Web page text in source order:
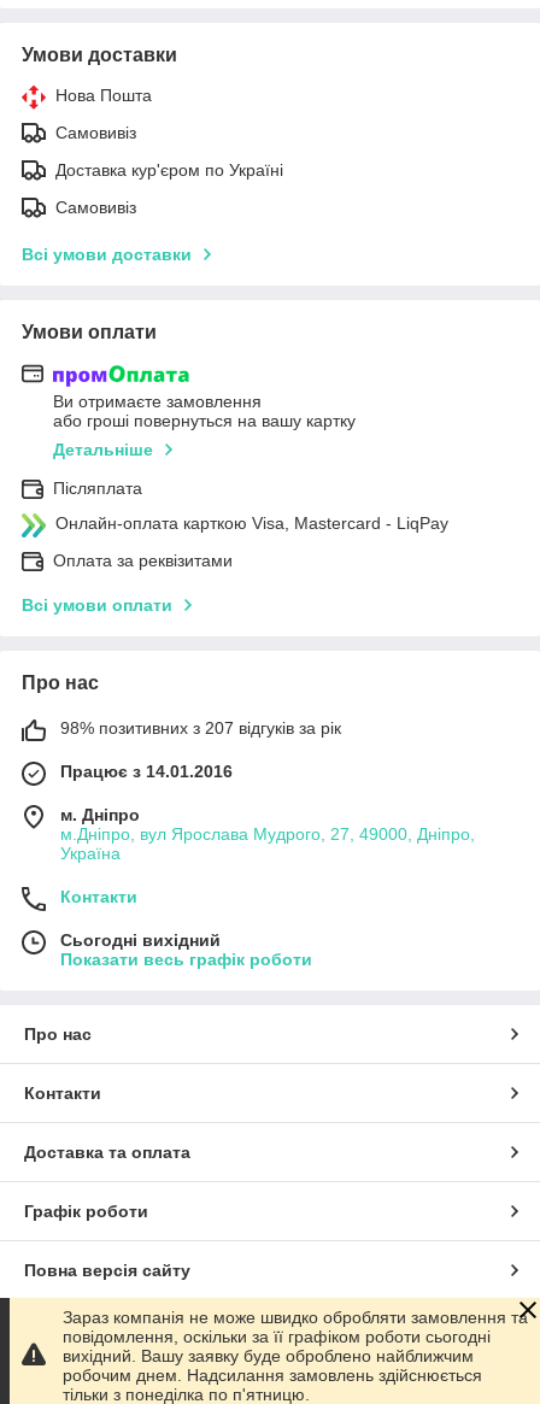
Умови доставки
Нова Пошта
Самовивіз
Доставка кур'єром по Україні
Самовивіз
Всі умови доставки
Умови оплати
Ви отримаєте замовлення
або гроші повернуться на вашу картку
Детальніше
Післяплата
Онлайн-оплата карткою Visa, Mastercard - LiqPay
Оплата за реквізитами
Всі умови оплати
Про нас
98% позитивних з 207 відгуків за рік
Працює з 14.01.2016
м. Дніпро
м.Дніпро, вул Ярослава Мудрого, 27, 49000, Дніпро,
Україна
Контакти
Сьогодні вихідний
Показати весь графік роботи
Про нас
Контакти
Доставка та оплата
Графік роботи
Повна версія сайту
Сайт створено на маркетплейсіProm.ua
Політика конфіденційності
Зараз компанія не може швидко обробляти замовлення та
повідомлення, оскільки за її графіком роботи сьогодні
вихідний. Вашу заявку буде оброблено найближчим
робочим днем. Надсилання замовлень здійснюється
тільки з понеділка по п'ятницю.